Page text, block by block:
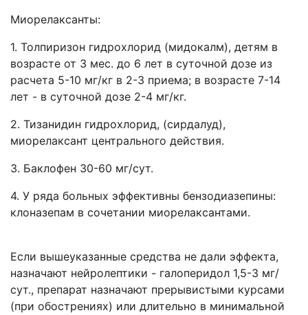
Миорелаксанты:
1. Толпиризон гидрохлорид (мидокалм), детям в
возрасте от 3 мес. до 6 лет в суточной дозе из
расчета 5-10 мг/кг в 2-3 приема; в возрасте 7-14
лет - в суточной дозе 2-4 мг/кг.
2. Тизанидин гидрохлорид, (сирдалуд),
миорелаксант центрального действия.
3. Баклофен 30-60 мг/сут.
4. У ряда больных эффективны бензодиазепины:
клоназепам в сочетании миорелаксантами.
Если вышеуказанные средства не дали эффекта,
назначают нейролептики - галоперидол 1,5-3 мг/
сут., препарат назначают прерывистыми курсами
(при обострениях) или длительно в минимальной